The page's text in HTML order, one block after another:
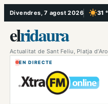
Vés
al
contingut
Divendres, 7 agost 2026 31
, Cel
elridaura
Actualitat de Sant Feliu, Platja
EN DIRECTE